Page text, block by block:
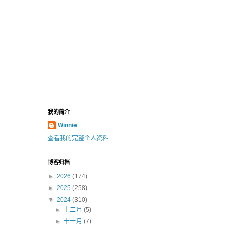
我的简介
Winnie
查看我的完整个人资料
博客归档
► 2026 (174)
► 2025 (258)
▼ 2024 (310)
►十二月(5)
►十一月(7)